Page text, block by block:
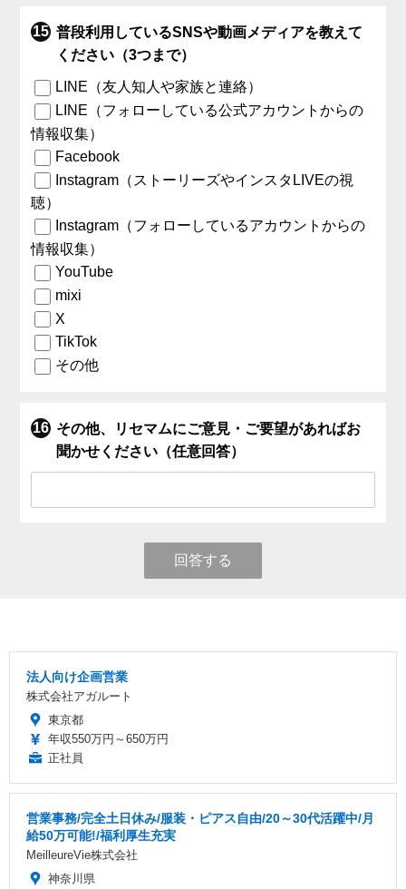
普段利用しているSNSや動画メディアを教えて
ください（3つまで）
LINE（友人知人や家族と連絡）
LINE（フォローしている公式アカウントからの
情報収集）
Facebook
Instagram（ストーリーズやインスタLIVEの視
聴）
Instagram（フォローしているアカウントからの
情報収集）
YouTube
mixi
X
TikTok
その他
その他、リセマムにご意見・ご要望があればお
聞かせください（任意回答）
回答する
法人向け企画営業
株式会社アガルート
東京都
年収550万円～650万円
正社員
営業事務/完全土日休み/服装・ピアス自由/20～30代活躍中/月
給50万可能!/福利厚生充実
MeilleureVie株式会社
神奈川県